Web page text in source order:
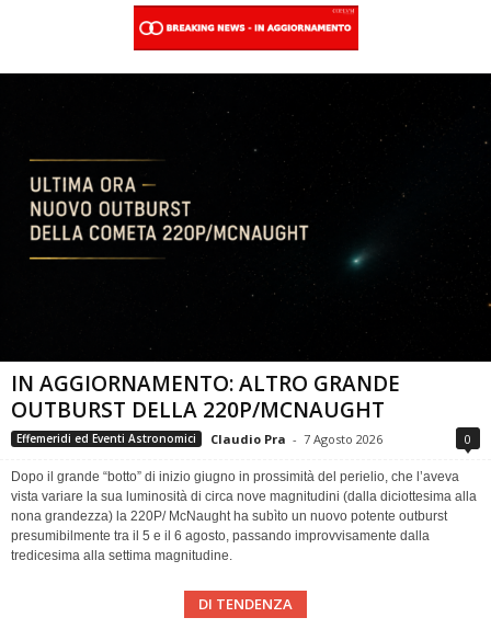
IN AGGIORNAMENTO: ALTRO GRANDE
OUTBURST DELLA 220P/MCNAUGHT
Effemeridi ed Eventi Astronomici Claudio Pra - 7 Agosto 2026 0
Dopo il grande “botto” di inizio giugno in prossimità del perielio, che l’aveva
vista variare la sua luminosità di circa nove magnitudini (dalla diciottesima alla
nona grandezza) la 220P/ McNaught ha subìto un nuovo potente outburst
presumibilmente tra il 5 e il 6 agosto, passando improvvisamente dalla
tredicesima alla settima magnitudine.
DI TENDENZA